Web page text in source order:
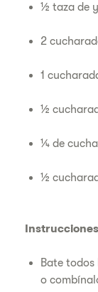
½ taza de
2
1
½
¼ de
½
Bate
o